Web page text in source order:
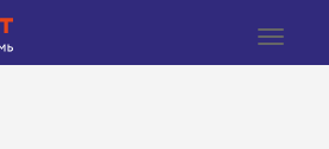
Toggle